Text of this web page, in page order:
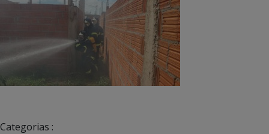
Categorias :